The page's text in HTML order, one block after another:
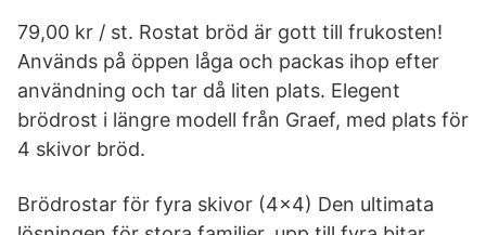
79,00 kr / st. Rostat bröd är gott till frukosten!
Används på öppen låga och packas ihop efter
användning och tar då liten plats. Elegent
brödrost i längre modell från Graef, med plats för
4 skivor bröd.
Brödrostar för fyra skivor (4x4) Den ultimata